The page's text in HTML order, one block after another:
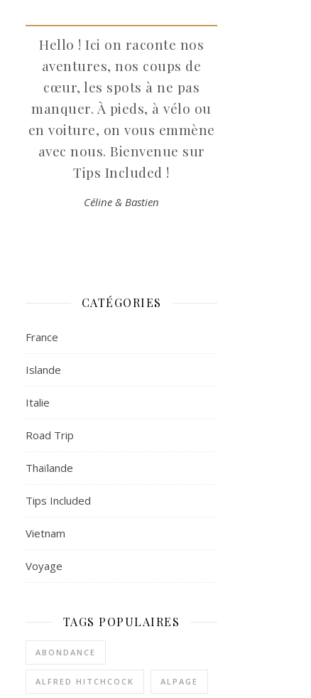
Hello ! Ici on raconte nos
aventures, nos coups de
cœur, les spots à ne pas
manquer. À pieds, à vélo ou
en voiture, on vous emmène
avec nous. Bienvenue sur
Tips Included !
Céline & Bastien
CATÉGORIES
France
Islande
Italie
Road Trip
Thaïlande
Tips Included
Vietnam
Voyage
TAGS POPULAIRES
ABONDANCE
ALFRED HITCHCOCK ALPAGE